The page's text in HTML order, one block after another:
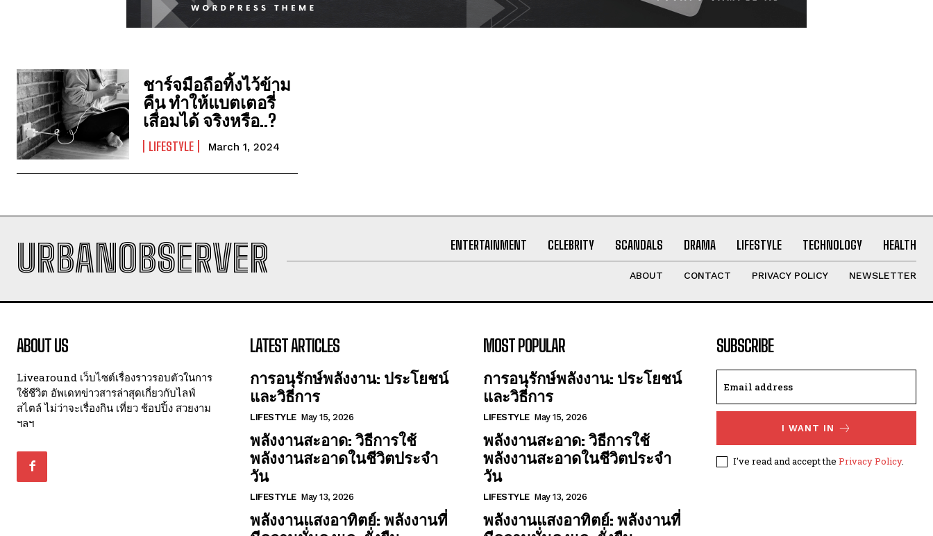
ชาร์จมือถือทิ้งไว้ข้าม
คืน ทำให้แบตเตอรี่
เสื่อมได้ จริงหรือ..?
LIFESTYLE March 1, 2024
URBANOBSERVER ENTERTAINMENT CELEBRITY SCANDALS DRAMA LIFESTYLE TECHNOLOGY HEALTH
ABOUT CONTACT PRIVACY POLICY NEWSLETTER
ABOUT US
Livearound เว็บไซต์เรื่องราวรอบตัวในการ
ใช้ชีวิต อัพเดทข่าวสารล่าสุดเกี่ยวกับไลฟ์
สไตล์ ไม่ว่าจะเรื่องกิน เที่ยว ช้อปปิ้ง สวยงาม
ฯลฯ
LATEST ARTICLES
การอนุรักษ์พลังงาน: ประโยชน์
และวิธีการ
LIFESTYLE May 15, 2026
พลังงานสะอาด: วิธีการใช้
พลังงานสะอาดในชีวิตประจำ
วัน
LIFESTYLE May 13, 2026
พลังงานแสงอาทิตย์: พลังงานที่
MOST POPULAR
การอนุรักษ์พลังงาน: ประโยชน์
และวิธีการ
LIFESTYLE May 15, 2026
พลังงานสะอาด: วิธีการใช้
พลังงานสะอาดในชีวิตประจำ
วัน
LIFESTYLE May 13, 2026
พลังงานแสงอาทิตย์: พลังงานที่
SUBSCRIBE
I WANT IN
I've read and accept the Privacy Policy.